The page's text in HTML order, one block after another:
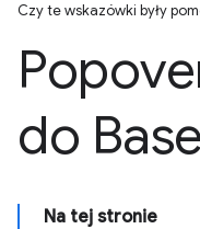
Czy te wskazówki były
do
Na tej stronie